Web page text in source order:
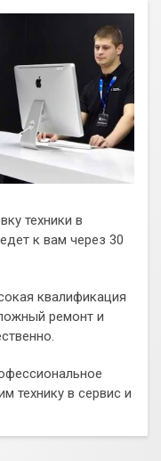
техники в
к вам через 30
квалификация
ремонт и
технику в сервис и